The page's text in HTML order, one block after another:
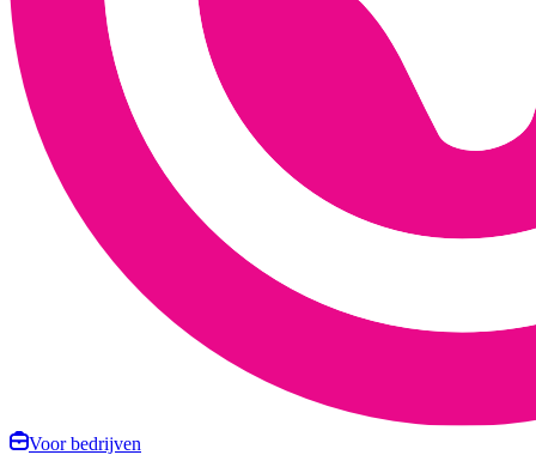
Voor bedrijven